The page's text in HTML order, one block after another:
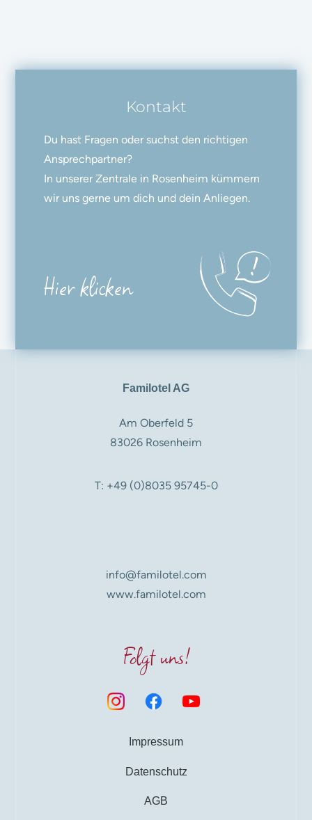
Kontakt
Du hast Fragen oder suchst den richtigen
Ansprechpartner?
In unserer Zentrale in Rosenheim kümmern
wir uns gerne um dich und dein Anliegen.
Hier klicken
Familotel AG
Am Oberfeld 5
83026 Rosenheim
T: +49 (0)8035 95745-0
info@familotel.com
www.familotel.com
Folgt uns!
Impressum
Datenschutz
AGB